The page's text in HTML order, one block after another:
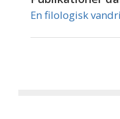
En filologisk